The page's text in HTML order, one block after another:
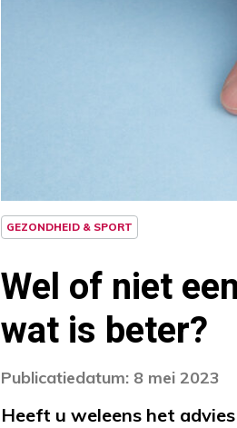
GEZONDHEID & SPORT
Wel of niet
wat is beter?
Publicatiedatum: 8 mei 2023
Heeft u weleens het